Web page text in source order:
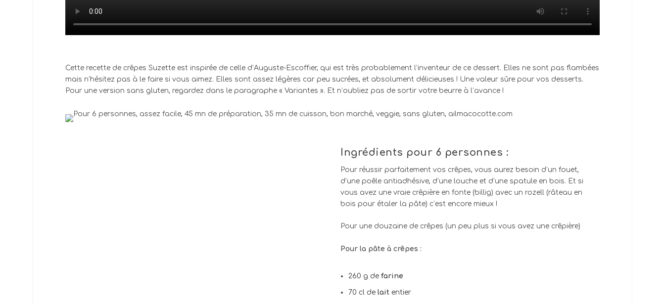
Cette recette de crêpes Suzette est inspirée de celle d’Auguste-Escoffier, qui est très probablement l’inventeur de ce dessert. Elles ne sont pas flambées
mais n’hésitez pas à le faire si vous aimez. Elles sont assez légères car peu sucrées, et absolument délicieuses ! Une valeur sûre pour vos desserts.
Pour une version sans gluten, regardez dans le paragraphe « Variantes ». Et n’oubliez pas de sortir votre beurre à l’avance !
Ingrédients pour 6 personnes :
Pour réussir parfaitement vos crêpes, vous aurez besoin d’un fouet,
d’une poêle antiadhésive, d’une louche et d’une spatule en bois. Et si
vous avez une vraie crêpière en fonte (billig) avec un rozell (râteau en
bois pour étaler la pâte) c’est encore mieux !
Pour une douzaine de crêpes (un peu plus si vous avez une crêpière)
Pour la pâte à crêpes :
260 g defarine
70 cl delait entier